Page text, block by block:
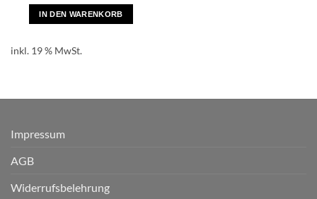
IN DEN WARENKORB
inkl. 19 % MwSt.
Impressum
AGB
Widerrufsbelehrung